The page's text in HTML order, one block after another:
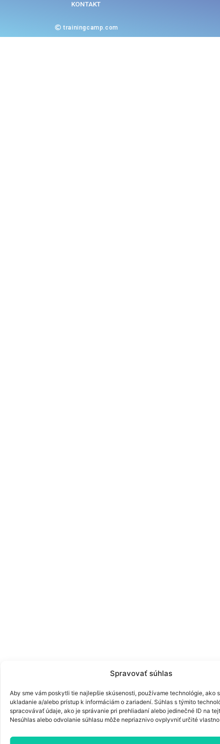
Spravovať súhlas
Aby sme vám poskytli tie najlepšie skúsenosti, používame technológie, ako
ukladanie a/alebo prístup k informáciám o zariadení. Súhlas s týmito
spracovávať údaje, ako je správanie pri prehliadaní alebo jedinečné ID na
Nesúhlas alebo odvolanie súhlasu môže nepriaznivo ovplyvniť určité
KONTAKT
trainingcamp.com